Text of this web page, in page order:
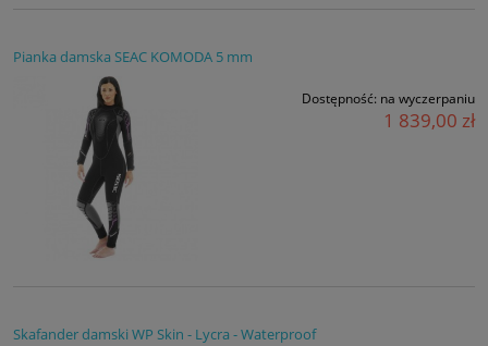
Pianka damska SEAC KOMODA 5 mm
Dostępność: na wyczerpaniu
1 839,00 zł
Skafander damski WP Skin - Lycra - Waterproof